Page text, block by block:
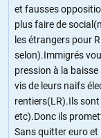
et fausses
plus faire de
les étrangers pour
selon).Immigrés
pression à la
vis de leurs naifs
rentiers(LR).Ils
etc).Donc ils
Sans quitter euro et